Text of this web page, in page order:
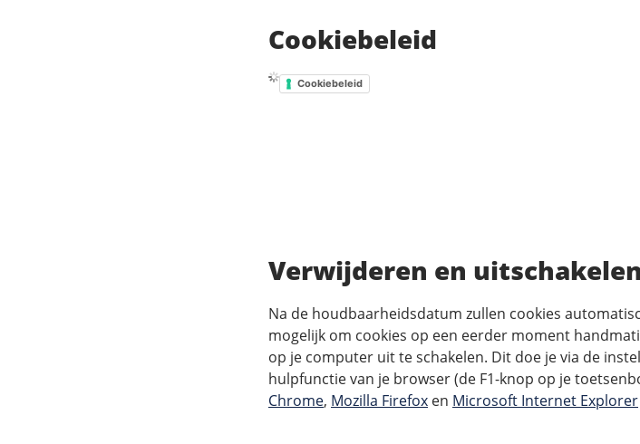
Cookiebeleid
Cookiebeleid
Verwijderen en
Na de houdbaarheidsdatum zullen cookies
mogelijk om cookies op een eerder moment
op je computer uit te schakelen. Dit doe je via de
hulpfunctie van je browser (de F1-knop op je
Chrome, Mozilla Firefox en Microsoft Internet Explorer